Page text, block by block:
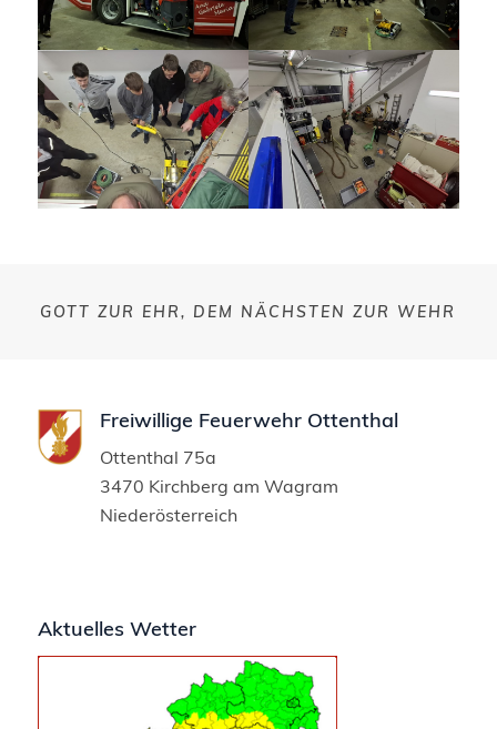
GOTT ZUR EHR, DEM NÄCHSTEN ZUR WEHR
Freiwillige Feuerwehr Ottenthal
Ottenthal 75a
3470 Kirchberg am Wagram
Niederösterreich
Aktuelles Wetter